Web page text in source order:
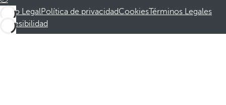
Aviso LegalPolítica de privacidadCookiesTérminos Legales
Accesibilidad